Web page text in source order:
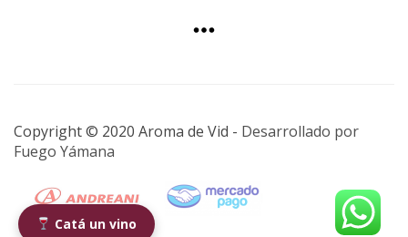
Copyright © 2020 Aroma de Vid - Desarrollado por
Fuego Yámana
Catá un vino